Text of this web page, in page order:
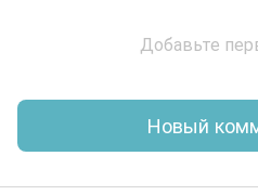
Добавьте
Новый